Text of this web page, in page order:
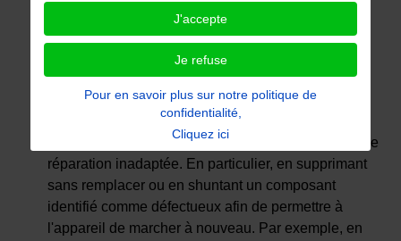
Le risque de brûlure ou d'incendie est réel lors d'une
réparation inadaptée. En particulier, en supprimant
sans remplacer ou en shuntant un composant
identifié comme défectueux afin de permettre à
l'appareil de marcher à nouveau. Par exemple, en
J'accepte
Je refuse
Pour en savoir plus sur notre politique de
confidentialité,
Cliquez ici